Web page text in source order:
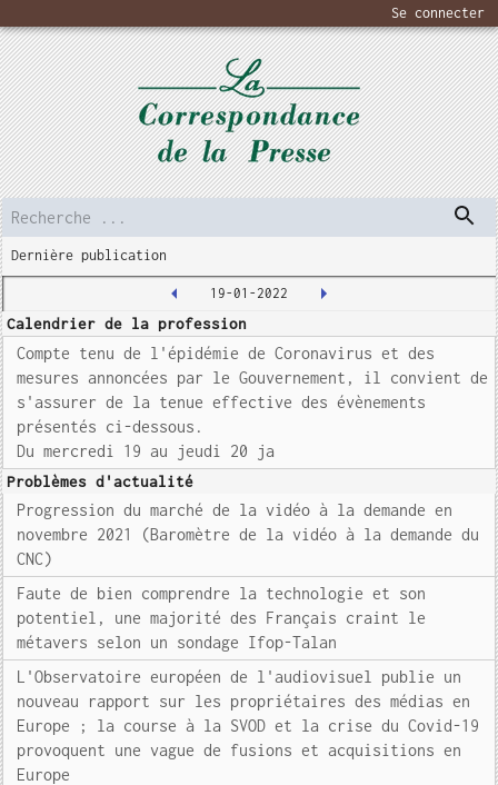
Se connecter
Dernière publication
19-01-2022
Calendrier de la profession
Compte tenu de l'épidémie de Coronavirus et des
mesures annoncées par le Gouvernement, il convient de
s'assurer de la tenue effective des évènements
présentés ci-dessous.
Du mercredi 19 au jeudi 20 ja
Problèmes d'actualité
Progression du marché de la vidéo à la demande en
novembre 2021 (Baromètre de la vidéo à la demande du
CNC)
Faute de bien comprendre la technologie et son
potentiel, une majorité des Français craint le
métavers selon un sondage Ifop-Talan
L'Observatoire européen de l'audiovisuel publie un
nouveau rapport sur les propriétaires des médias en
Europe ; la course à la SVOD et la crise du Covid-19
provoquent une vague de fusions et acquisitions en
Europe